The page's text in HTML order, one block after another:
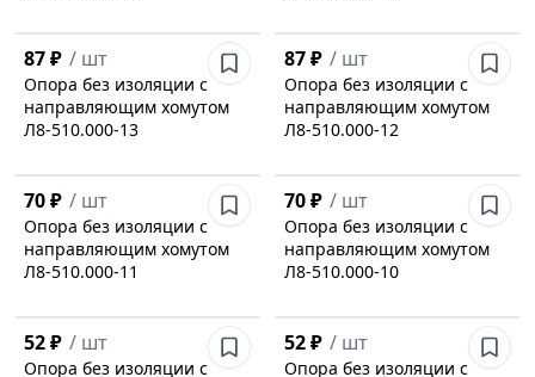
87 ₽ / шт
Опора без изоляции с
направляющим хомутом
Л8-510.000-13
87 ₽ / шт
Опора без изоляции с
направляющим хомутом
Л8-510.000-12
70 ₽ / шт
Опора без изоляции с
направляющим хомутом
Л8-510.000-11
70 ₽ / шт
Опора без изоляции с
направляющим хомутом
Л8-510.000-10
52 ₽ / шт
Опора без изоляции с
52 ₽ / шт
Опора без изоляции с